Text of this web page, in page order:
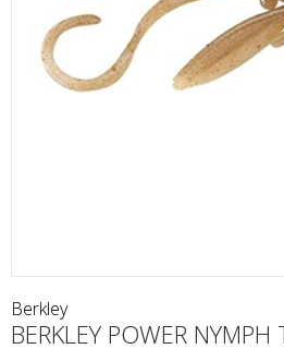
Berkley
BERKLEY POWER NYMPH